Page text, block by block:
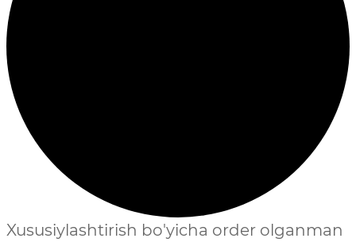
Xususiylashtirish bo'yicha order olganman